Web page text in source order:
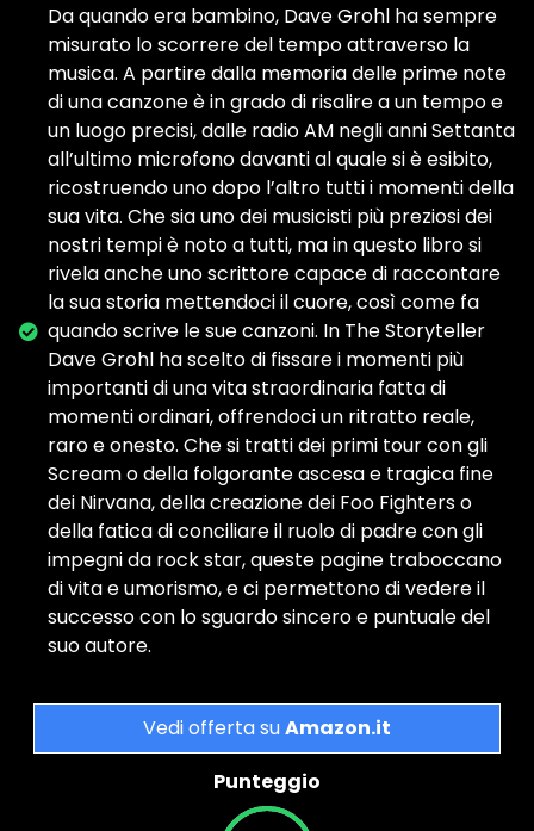
Da quando era bambino, Dave Grohl ha sempre
misurato lo scorrere del tempo attraverso la
musica. A partire dalla memoria delle prime note
di una canzone è in grado di risalire a un tempo e
un luogo precisi, dalle radio AM negli anni Settanta
all’ultimo microfono davanti al quale si è esibito,
ricostruendo uno dopo l’altro tutti i momenti della
sua vita. Che sia uno dei musicisti più preziosi dei
nostri tempi è noto a tutti, ma in questo libro si
rivela anche uno scrittore capace di raccontare
la sua storia mettendoci il cuore, così come fa
quando scrive le sue canzoni. In The Storyteller
Dave Grohl ha scelto di fissare i momenti più
importanti di una vita straordinaria fatta di
momenti ordinari, offrendoci un ritratto reale,
raro e onesto. Che si tratti dei primi tour con gli
Scream o della folgorante ascesa e tragica fine
dei Nirvana, della creazione dei Foo Fighters o
della fatica di conciliare il ruolo di padre con gli
impegni da rock star, queste pagine traboccano
di vita e umorismo, e ci permettono di vedere il
successo con lo sguardo sincero e puntuale del
suo autore.
Vedi offerta suAmazon.it
Punteggio